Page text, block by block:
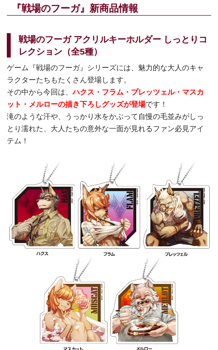
『戦場のフーガ』新商品情報
戦場のフーガ アクリルキーホルダー しっとりコ
レクション（全5種）
ゲーム『戦場のフーガ』シリーズには、魅力的な大人のキャ
ラクターたちもたくさん登場します。
その中から今回は、ハクス・フラム・プレッツェル・マスカ
ット・メルローの描き下ろしグッズが登場です！
滝のような汗や、うっかり水をかぶって自慢の毛並みがしっ
とり濡れた、大人たちの意外な一面が見れるファン必見アイ
テム！